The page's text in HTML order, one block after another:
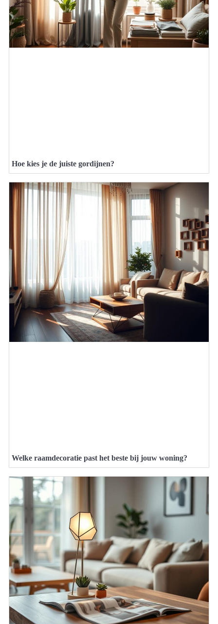
Hoe kies je de juiste gordijnen?
Welke raamdecoratie past het beste bij jouw woning?